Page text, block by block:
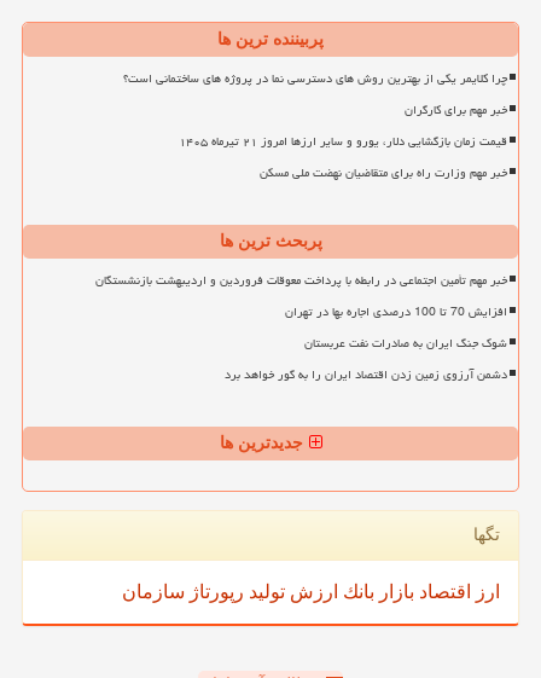
پربیننده ترین ها
چرا کلایمر یکی از بهترین روش های دسترسی نما در پروژه های ساختمانی است؟
خبر مهم برای کارگران
قیمت زمان بازگشایی دلار، یورو و سایر ارزها امروز ۲۱ تیرماه ۱۴۰۵
خبر مهم وزارت راه برای متقاضیان نهضت ملی مسکن
پربحث ترین ها
خبر مهم تأمین اجتماعی در رابطه با پرداخت معوقات فروردین و اردیبهشت بازنشستگان
افزایش 70 تا 100 درصدی اجاره بها در تهران
شوک جنگ ایران به صادرات نفت عربستان
دشمن آرزوی زمین زدن اقتصاد ایران را به گور خواهد برد
جدیدترین ها
تگها
ارز اقتصاد بازار بانك ارزش تولید رپورتاژ سازمان